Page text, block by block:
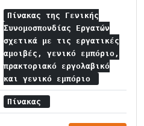
Πίνακας της Γενικής
Συνομοσπονδίας Εργατών
σχετικά με τις εργατικές
αμοιβές, γενικό εμπόριο,
πρακτοριακό εργολαβικό
και γενικό εμπόριο
Πίνακας